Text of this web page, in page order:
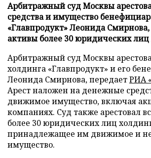
Арбитражный суд Москвы
средства и имущество
«Главпродукт» Леонида
активы более 30 юридических лиц
Арбитражный суд Москвы
холдинга «Главпродукт» и его
Леонида Смирнова, передаетРИА
Арест наложен на денежные
движимое имущество, включая
компаниях. Суд также арестовал
более 30 юридических лиц
принадлежащее им движимое и
имущество.